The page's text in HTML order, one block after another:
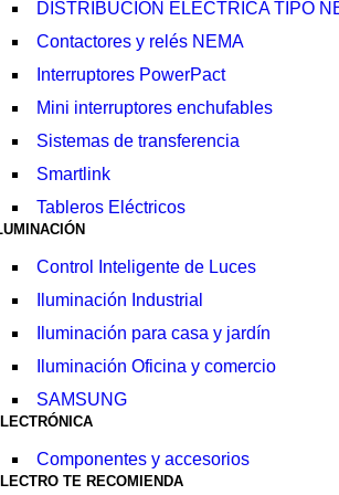
DISTRIBUCIÓN ELÉCTRICA TIPO
Contactores y relés NEMA
Interruptores PowerPact
Mini interruptores enchufables
Sistemas de transferencia
Smartlink
Tableros Eléctricos
Control Inteligente de Luces
Iluminación Industrial
Iluminación para casa y jardín
Iluminación Oficina y comercio
SAMSUNG
Componentes y accesorios
TE RECOMIENDA